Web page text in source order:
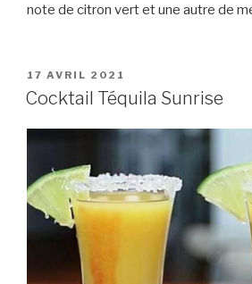
note de citron vert et une autre de
PUBLIÉ
LE
17 AVRIL 2021
Cocktail Téquila Sunrise